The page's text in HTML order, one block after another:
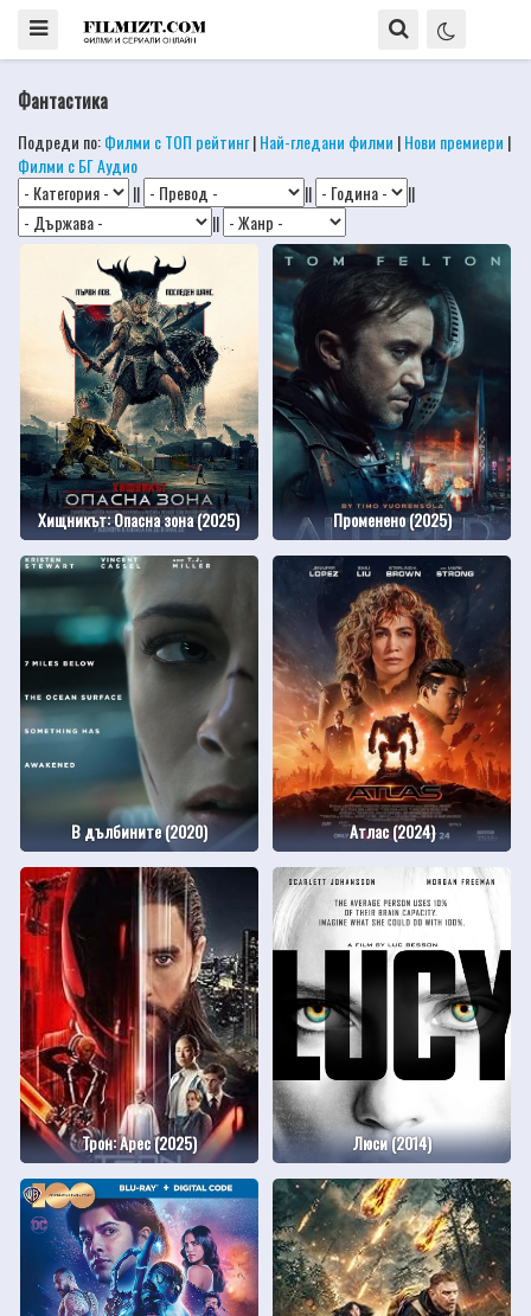
Фантастика
Подреди по:Филми с ТОП рейтинг|Най-гледани филми |Нови премиери |
Филми с БГ Аудио
||
||
||
||
Хищникът: Опасна зона (2025) Променено (2025)
В дълбините (2020) Атлас (2024)
Трон: Арес (2025) Люси (2014)